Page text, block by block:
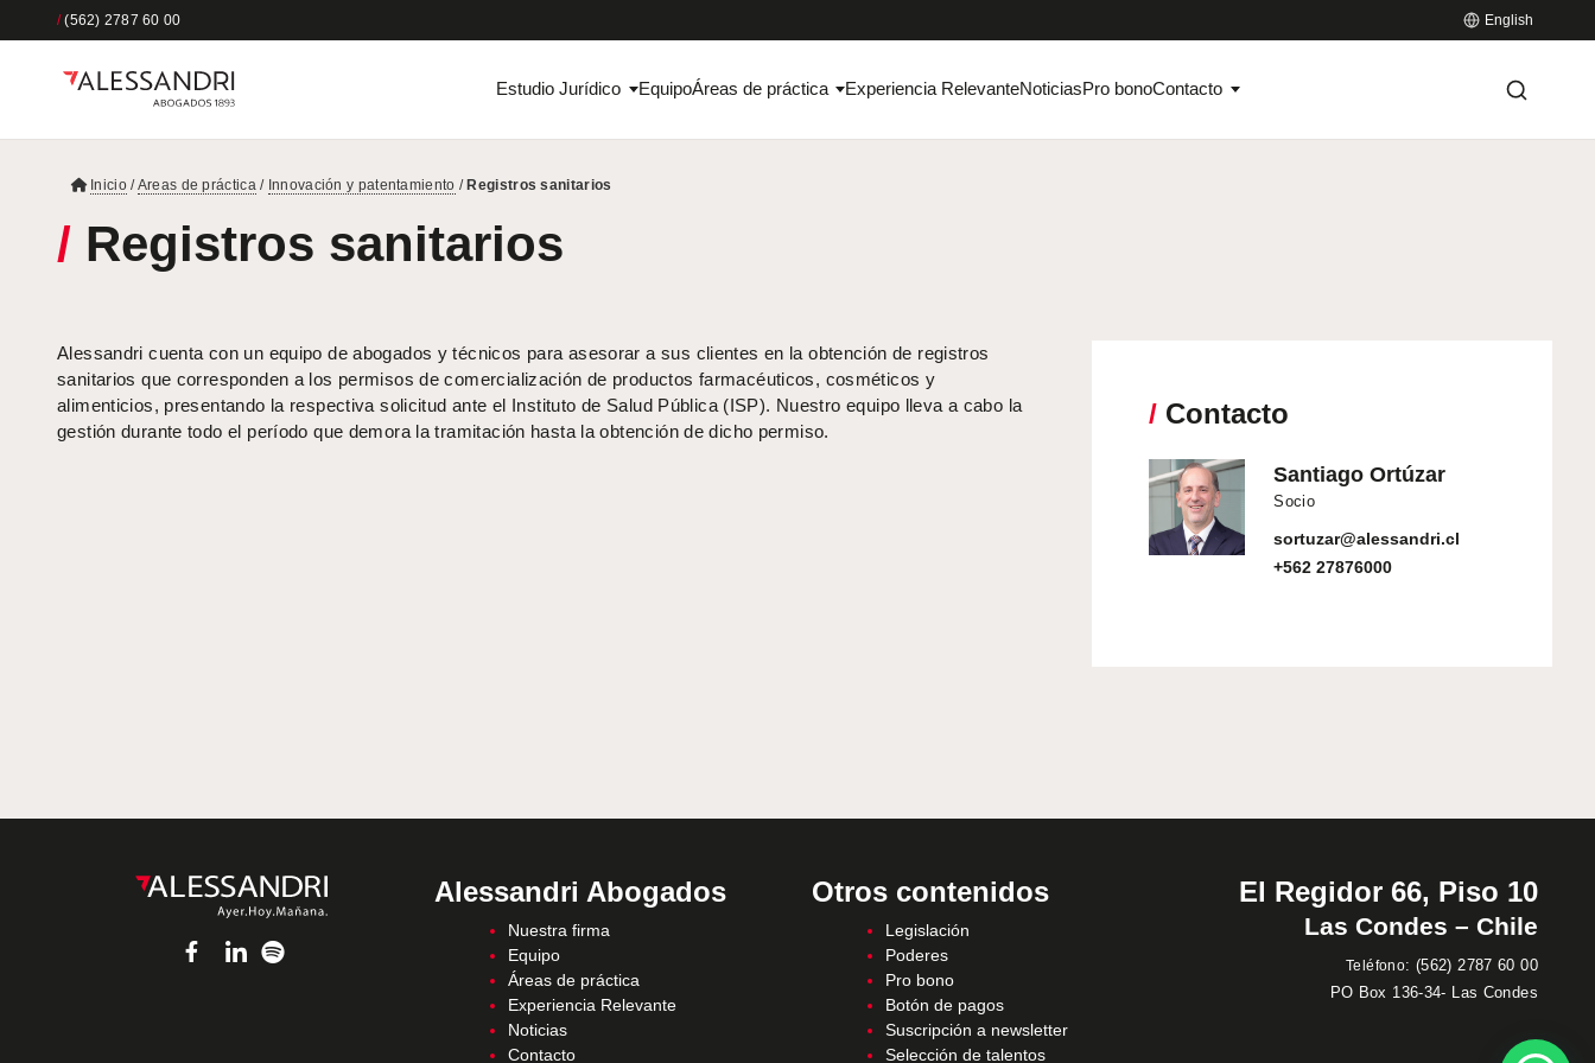
/(562) 2787 60 00 English
Estudio Jurídico EquipoÁreas de práctica Experiencia RelevanteNoticiasPro bonoContacto
Inicio/Areas de práctica / Innovación y patentamiento /Registros sanitarios
/ Registros sanitarios
Alessandri cuenta con un equipo de abogados y técnicos para asesorar a sus clientes en la obtención de registros
sanitarios que corresponden a los permisos de comercialización de productos farmacéuticos, cosméticos y
alimenticios, presentando la respectiva solicitud ante el Instituto de Salud Pública (ISP). Nuestro equipo lleva a cabo la
gestión durante todo el período que demora la tramitación hasta la obtención de dicho permiso.
/ Contacto
Santiago Ortúzar
Socio
sortuzar@alessandri.cl
+562 27876000
Alessandri Abogados
Nuestra firma
Equipo
Áreas de práctica
Experiencia Relevante
Noticias
Contacto
Otros contenidos
Legislación
Poderes
Pro bono
Botón de pagos
Suscripción a newsletter
Selección de talentos
El Regidor 66, Piso 10
Las Condes – Chile
Teléfono: (562) 2787 60 00
PO Box 136-34- Las Condes